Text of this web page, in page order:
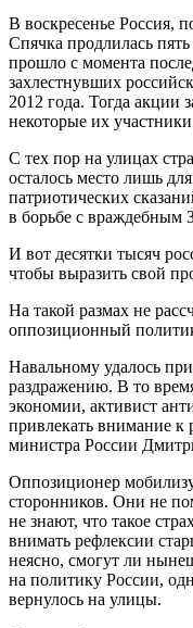
В воскресенье Россия,
Спячка продлилась
прошло с момента
захлестнувших
2012 года. Тогда акции
некоторые их
С тех пор на улицах
осталось место лишь
патриотических
в борьбе с враждебным
И вот десятки тысяч
чтобы выразить свой
На такой размах не
оппозиционный
Навальному удалось
раздражению. В то
экономии, активист
привлекать внимание к
министра России
Оппозиционер
сторонников. Они не
не знают, что такое
внимать рефлексии
неясно, смогут ли
на политику России,
вернулось на улицы.